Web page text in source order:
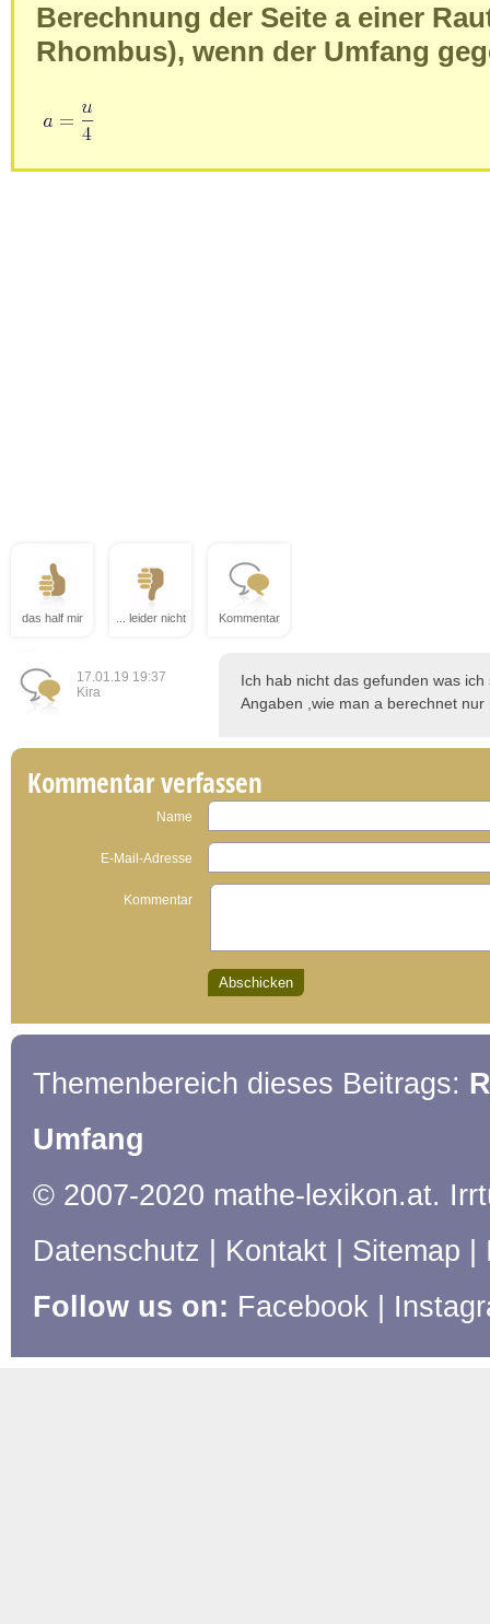
Berechnung der Seite a einer
Rhombus), wenn der Umfang
das half mir ... leider nicht Kommentar
17.01.19 19:37
Kira
Ich hab nicht das gefunden was
Angaben ,wie man a berechnet
Kommentar verfassen
Name
E-Mail-Adresse
Kommentar
Themenbereich dieses Beitrags:
Umfang
© 2007-2020 mathe-lexikon.at.
Datenschutz
Kontakt Sitemap
Follow us on: Facebook